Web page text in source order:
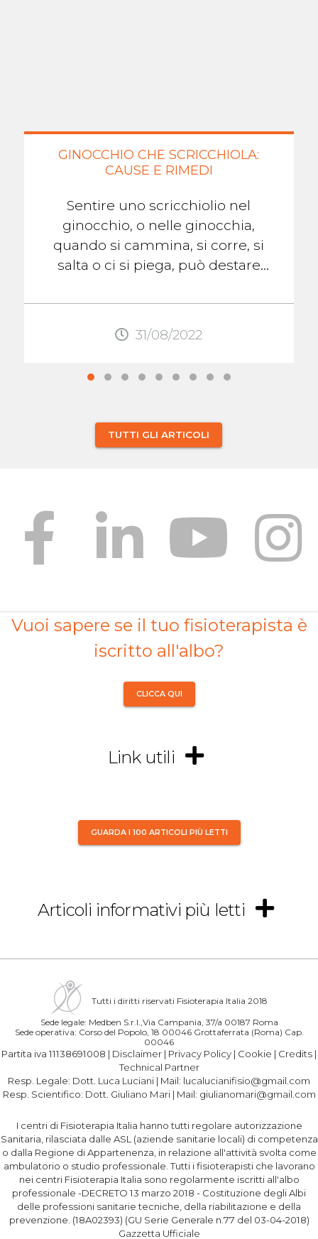
GINOCCHIO CHE SCRICCHIOLA:
CAUSE E RIMEDI
Sentire uno scricchiolio nel
ginocchio, o nelle ginocchia,
quando si cammina, si corre, si
salta o ci si piega, può destare
gonfiore, o ...
31/08/2022
TUTTI GLI ARTICOLI
Vuoi sapere se il tuo fisioterapista è
iscritto all'albo?
CLICCA QUI
Link utili
GUARDA I 100 ARTICOLI PIÙ LETTI
Articoli informativi più letti
Tutti i diritti riservati Fisioterapia Italia 2018
Sede legale: Medben S.r.l.,Via Campania, 37/a 00187 Roma
Sede operativa: Corso del Popolo, 18 00046 Grottaferrata (Roma) Cap.
00046
Partita iva 11138691008 | Disclaimer | Privacy Policy | Cookie | Credits |
Technical Partner
Resp. Legale: Dott. Luca Luciani | Mail: lucalucianifisio@gmail.com
Resp. Scientifico: Dott. Giuliano Mari| Mail: giulianomari@gmail.com
I centri di Fisioterapia Italia hanno tutti regolare autorizzazione
Sanitaria, rilasciata dalle ASL (aziende sanitarie locali) di competenza
o dalla Regione di Appartenenza, in relazione all'attività svolta come
ambulatorio o studio professionale. Tutti i fisioterapisti che lavorano
nei centri Fisioterapia Italia sono regolarmente iscritti all'albo
professionale -DECRETO 13 marzo 2018 - Costituzione degli Albi
delle professioni sanitarie tecniche, della riabilitazione e della
prevenzione. (18A02393) (GU Serie Generale n.77 del 03-04-2018)
Gazzetta Ufficiale